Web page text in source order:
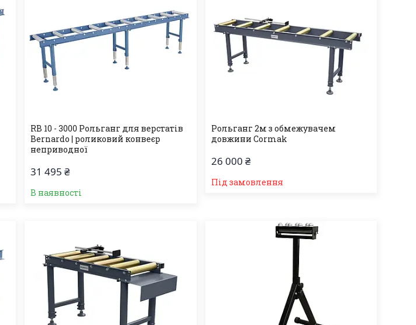
RB 10 - 3000 Рольганг для верстатів
Bernardo | роликовий конвеєр
неприводної
31 495 ₴
В наявності
Рольганг 2м з обмежувачем
довжини Cormak
26 000 ₴
Під замовлення